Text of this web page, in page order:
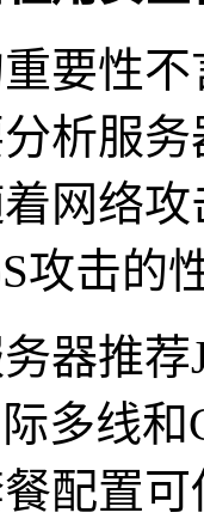
性不
析服
网络
攻击的
推荐
多线
配置